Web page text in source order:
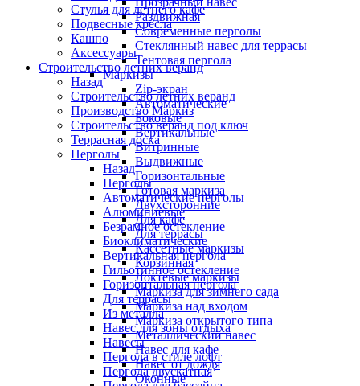
Раздвижная
Современные перголы
Стеклянный навес для террасы
Тентовая пергола
Маркизы
Zip-экран
Автоматические
Боковые
Вертикальные
Витринные
Выдвижные
Горизонтальные
Готовая маркиза
Двухсторонние
Для кафе
Для террасы
Кассетные маркизы
Корзинная
Локтевые маркизы
Маркиза для зимнего сада
Маркиза над входом
Маркиза открытого типа
Металлический навес
Навес для кафе
Навес от дождя
Оконные
Стулья для летнего кафе
Подвесные кресла
Кашпо
Аксессуары
Строительство летних веранд
Назад
Строительство летних веранд
Производство Маркиз
Строительство веранд под ключ
Террасная доска
Перголы
Назад
Перголы
Автоматические перголы
Алюминиевые
Безрамное остекление
Биоклиматические
Вертикальная пергола
Гильотинное остекление
Горизонтальная пергола
Для террасы
Из металла
Навес для зоны отдыха
Навесы
Пергола в стиле лофт
Пергола двускатная